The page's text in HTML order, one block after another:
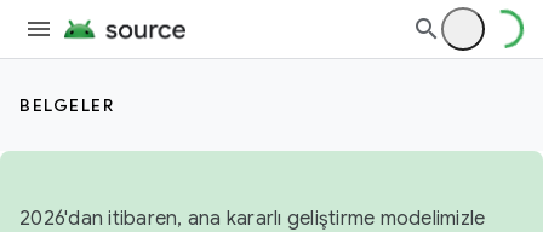
BELGELER
2026'dan itibaren, ana kararlı geliştirme modelimizle